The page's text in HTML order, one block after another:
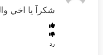
شكرآ يا اخي
رد